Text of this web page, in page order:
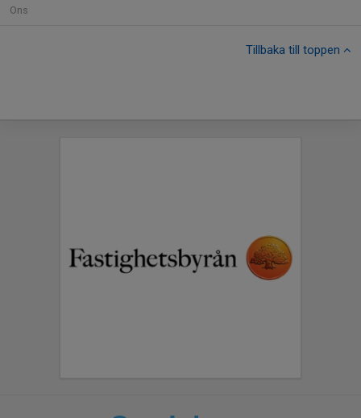
Ons
Tillbaka till toppen